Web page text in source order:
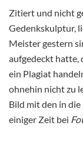
Zitiert und nicht
Gedenkskulptur,
Meister gestern
aufgedeckt hatte,
ein Plagiat
ohnehin nicht zu
Bild mit den in
einiger Zeit bei